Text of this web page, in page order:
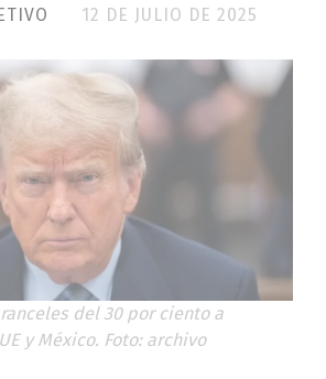
12 DE JULIO DE 2025
del 30 por ciento a
y México. Foto: archivo